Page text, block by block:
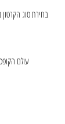
בחירת סוג
עולם